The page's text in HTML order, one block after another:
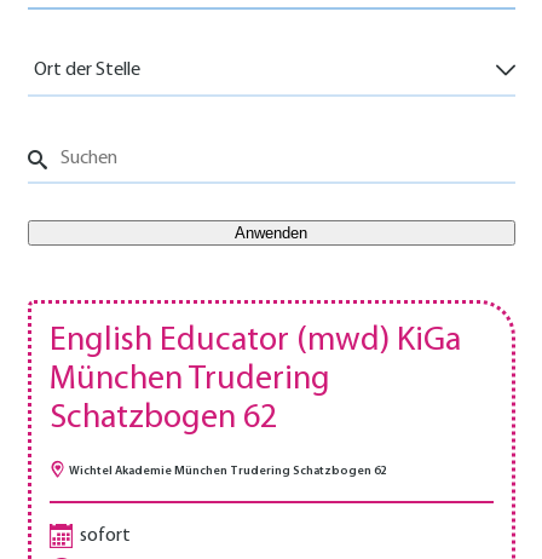
Ort der Stelle
English Educator (mwd) KiGa
München Trudering
Schatzbogen 62
Wichtel Akademie München Trudering Schatzbogen 62
sofort